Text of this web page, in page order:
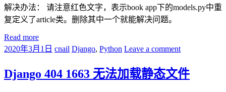
解决办法： 请注意红色文字，表示book app下的models.py中重
复定义了article类。删除其中一个就能解决问题。
Read more
2020年3月1日 cnail Django, Python Leave a comment
Django 404 1663 无法加载静态文件